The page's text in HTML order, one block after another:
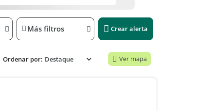
Más filtros Crear alerta
Ordenar por: Ver mapa